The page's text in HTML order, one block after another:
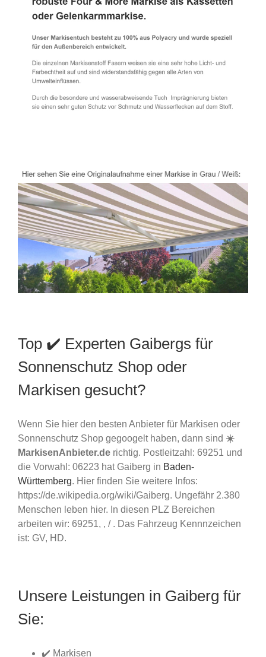
Top ✔️ Experten Gaibergs für
Sonnenschutz Shop oder
Markisen gesucht?
Wenn Sie hier den besten Anbieter für Markisen oder
Sonnenschutz Shop gegoogelt haben, dann sind ☀️
MarkisenAnbieter.de richtig. Postleitzahl: 69251 und
die Vorwahl: 06223 hat Gaiberg in Baden-
Württemberg. Hier finden Sie weitere Infos:
https://de.wikipedia.org/wiki/Gaiberg. Ungefähr 2.380
Menschen leben hier. In diesen PLZ Bereichen
arbeiten wir: 69251, , / . Das Fahrzeug Kennnzeichen
ist: GV, HD.
Unsere Leistungen in Gaiberg für
Sie:
✔️ Markisen